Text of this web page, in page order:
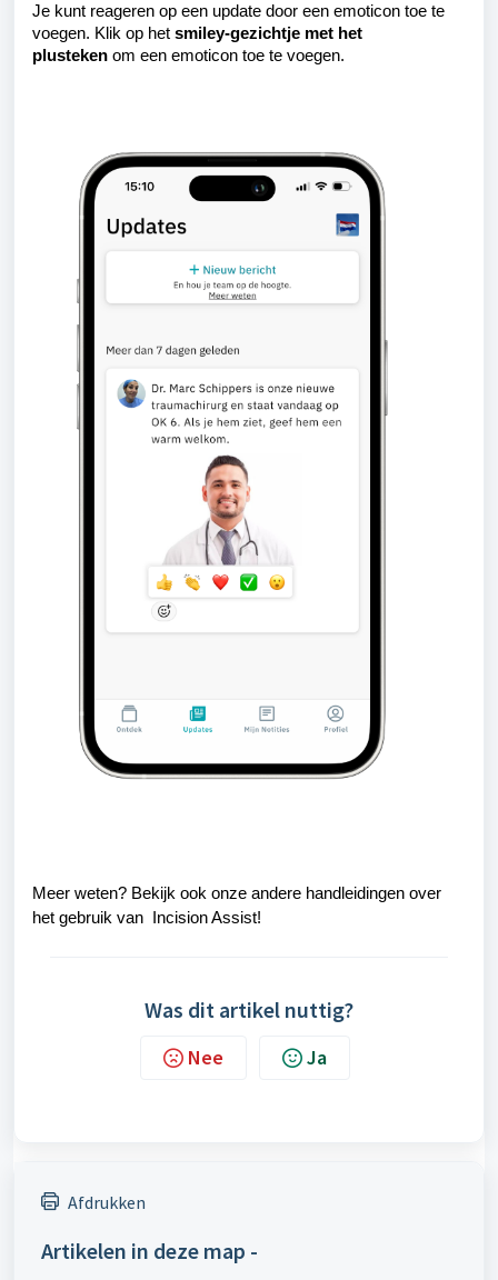
Je kunt reageren op een update door een emoticon toe te
voegen. Klik op het smiley-gezichtje met het
plusteken om een emoticon toe te voegen.
Meer weten? Bekijk ook onze andere handleidingen over
het gebruik van Incision Assist!
Was dit artikel nuttig?
Nee Ja
Afdrukken
Artikelen in deze map -